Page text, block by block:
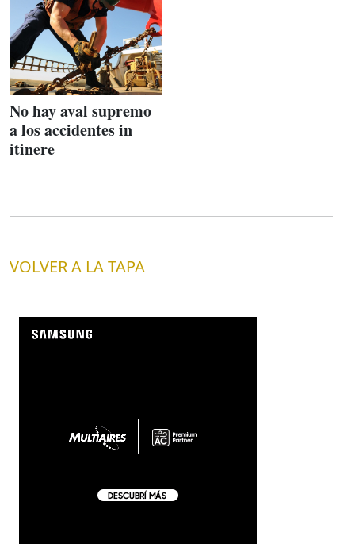
No hay aval supremo
a los accidentes in
itinere
VOLVER A LA TAPA